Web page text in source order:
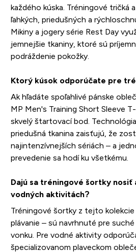
každého kúska. Tréningové tričká
ľahkých, priedušných a
Mikiny a jogery série Rest Day
jemnejšie tkaniny, ktoré sú
podráždenie pokožky.
Ktorý kúsok odporúčate pre
Ak hľadáte spoľahlivé pánske
MP Men's Training Short Sleeve
skvelý štartovací bod.
priedušná tkanina zaisťujú, že
najintenzívnejších sériách – a
prevedenie sa hodí ku všetkému.
Dajú sa tréningové šortky nosiť
vodných aktivitách?
Tréningové šortky z tejto kolekcie
plávanie – sú navrhnuté pre
vonku. Pre vodné aktivity
špecializovanom plaveckom